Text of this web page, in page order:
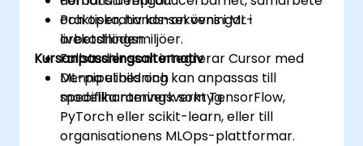
och operativ konsekvens i ML-
arbetsflöden.
Praktiska, hands-on övningar i
livekodningsmiljöer.
Fallstudier som integrerar Cursor med
ML-pipelines och
modellhanteringsverktyg.
Kursanpassningsalternativ
Denna utbildning kan anpassas till
specifika ramverk som TensorFlow,
PyTorch eller scikit-learn, eller till
organisationens MLOps-plattformar.